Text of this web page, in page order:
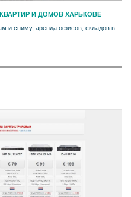
И ДОМОВ ХАРЬКОВЕ
и сниму, аренда офисов, складов в